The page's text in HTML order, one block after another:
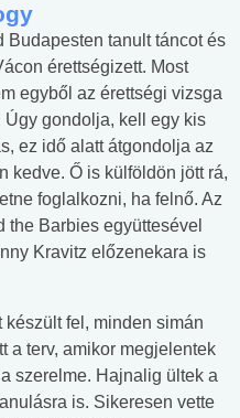
Budapesten tanult táncot és
érettségizett. Most
egyből az érettségi vizsga
Úgy gondolja, kell egy kis
ez idő alatt átgondolja az
kedve. Ő is külföldön jött rá,
foglalkozni, ha felnő. Az
Barbies együttesével
Kravitz előzenekara is
fel, minden simán
a terv, amikor megjelentek
szerelme. Hajnalig ültek a
is. Sikeresen vette